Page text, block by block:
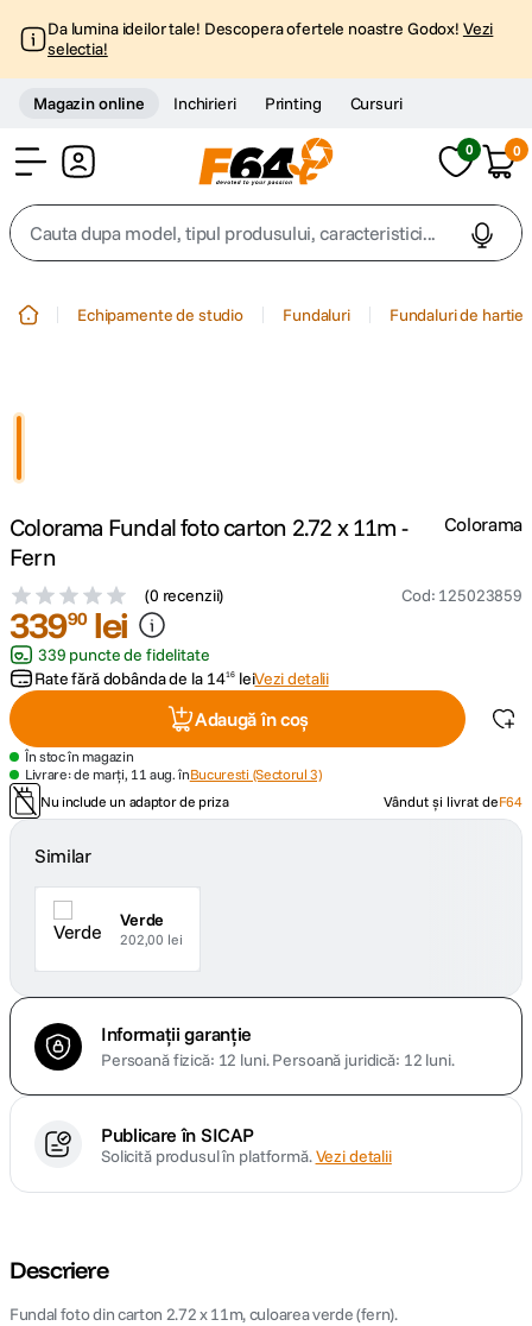
Da lumina ideilor tale! Descopera ofertele noastre Godox! Vezi
selectia!
Magazin online Inchirieri Printing Cursuri
0 0
Cauta dupa model, tipul produsului, caracteristici...
4. peak design
canon sx740 hs
6. lavaliera
card memorie
8. ulanzi
9. insta 360
Echipamente de studio Fundaluri Fundaluri de hartie
Colorama Fundal foto carton 2.72 x 11m -
Fern
(0 recenzii) Cod: 125023859
Colorama
33990 lei
339 puncte de fidelitate
Rate fără dobânda de la 1416 leiVezi detalii
Adaugă în coș
În stoc în magazin
Livrare: de marți, 11 aug. înBucuresti (Sectorul 3)
Nu include un adaptor de priza
Vândut și livrat deF64
Similar
Verde
202,00 lei
Informații garanție
Persoană fizică: 12 luni.Persoană juridică: 12 luni.
Publicare în SICAP
Solicită produsul în platformă.Vezi detalii
Descriere
Fundal foto din carton 2.72 x 11m, culoarea verde (fern).